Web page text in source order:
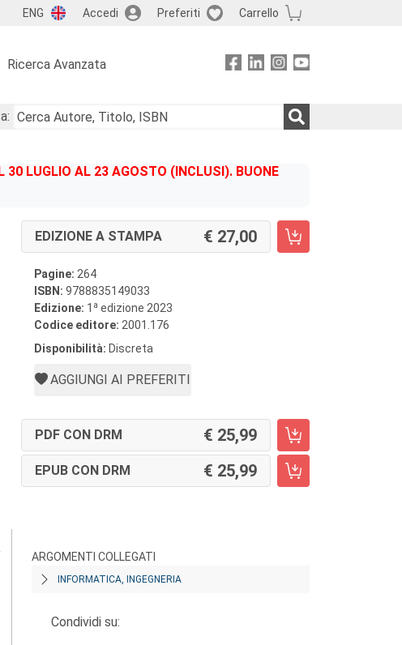
ENG Accedi Preferiti Carrello
Ricerca Avanzata
30 LUGLIO AL 23 AGOSTO (INCLUSI). BUONE
EDIZIONE A STAMPA 27,00
Pagine: 264
ISBN: 9788835149033
Edizione: 1 a edizione 2023
Codice editore: 2001.176
Disponibilità: Discreta
AGGIUNGI AI PREFERITI
PDF CON DRM 25,99
EPUB CON DRM 25,99
ARGOMENTI COLLEGATI
INFORMATICA, INGEGNERIA
Condividi su: